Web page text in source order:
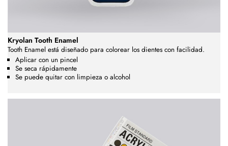
Kryolan Tooth Enamel
Tooth Enamel está diseñado para colorear los dientes con facilidad.
Aplicar con un pincel
Se seca rápidamente
Se puede quitar con limpieza o alcohol